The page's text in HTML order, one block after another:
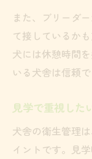
また、ブリーダ
て接しているか
犬には休憩時間
いる犬舎は信頼で
見学で重視した
犬舎の衛生管理
イントです。見